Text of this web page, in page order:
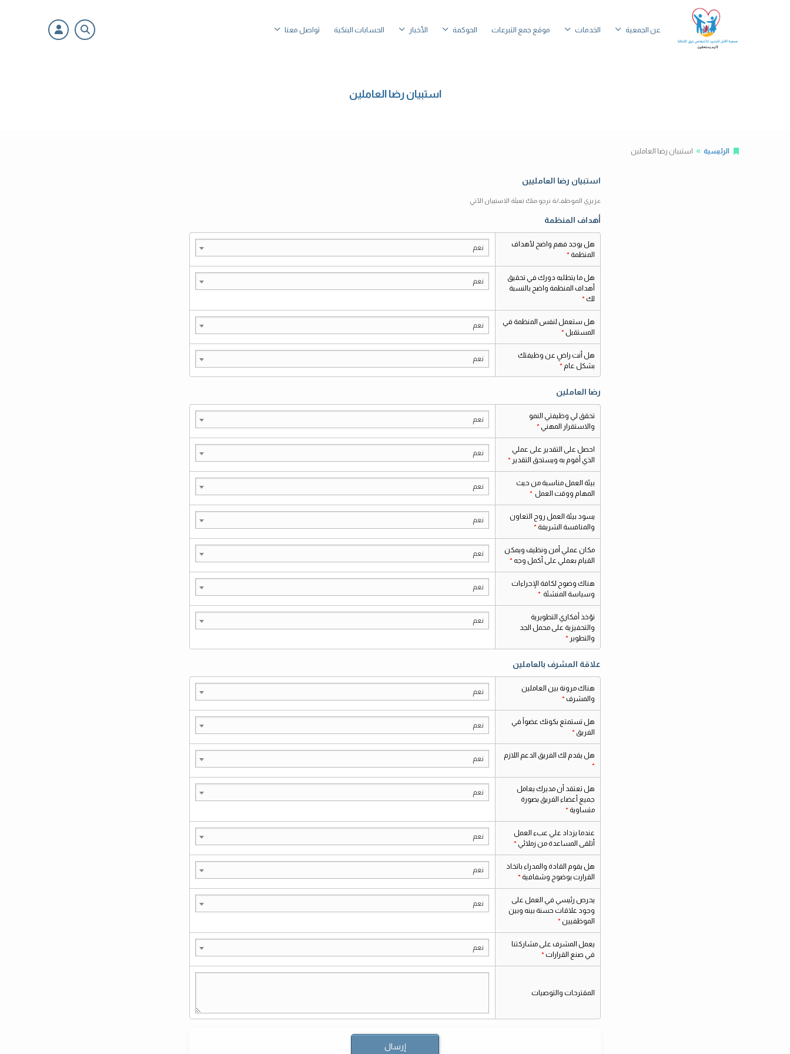
عن الجمعية الخدمات موقع جمع التبرعات الحوكمة الأخبار الحسابات البنكية تواصل معنا
استبيان رضا العاملين
الرئيسية استبيان رضا العاملين
استبيان رضا العامليين
عزيزي الموظفـ/ـة نرجو منك تعبئة الاستبيان الآتي
أهداف المنظمة
هل يوجد فهم واضح لأهداف
المنظمة
نعم
هل ما يتطلبه دورك في تحقيق
أهداف المنظمة واضح بالنسبة
لك
نعم
هل ستعمل لنفس المنظمة في
المستقبل
نعم
هل أنت راضٍ عن وظيفتك
بشكل عام
نعم
رضا العاملين
تحقق لي وظيفتي النمو
والاستقرار المهني
نعم
احصل على التقدير على عملي
الذي أقوم به ويستحق التقدير
نعم
بيئة العمل مناسبة من حيث
المهام ووقت العمل
نعم
يسود بيئة العمل روح التعاون
والمنافسة الشريفة
نعم
مكان عملي أمن ونظيف ويمكن
القيام بعملي على أكمل وجه
نعم
هناك وضوح لكافة الإجراءات
وسياسة المنشئة
نعم
تؤخذ أفكاري التطويرية
والتحفيزية على محمل الجد
والتطوير
نعم
علاقة المشرف بالعاملين
هناك مرونة بين العاملين
والمشرف
نعم
هل تستمتع بكونك عضواً في
الفريق
نعم
هل يقدم لك الفريق الدعم اللازم نعم
هل تعتقد أن مديرك يعامل
جميع أعضاء الفريق بصورة
متساوية
نعم
عندما يزداد علي عبء العمل
أتلقى المساعدة من زملائي
نعم
هل يقوم القادة والمدراء باتخاذ
القرارت بوضوح وشفافية
نعم
يحرص رئيسي في العمل على
وجود علاقات حسنة بينه وبين
الموظفيين
نعم
يعمل المشرف على مشاركتنا
في صنع القرارات
نعم
المقترحات والتوصيات